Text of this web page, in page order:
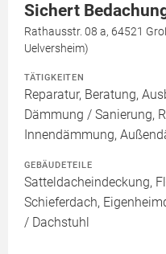
Sichert
Rathausstr. 08 a, 64521
Uelversheim)
TÄTIGKEITEN
Reparatur, Beratung,
Dämmung / Sanierung,
Innendämmung,
GEBÄUDETEILE
Satteldacheindeckung,
Schieferdach,
/ Dachstuhl